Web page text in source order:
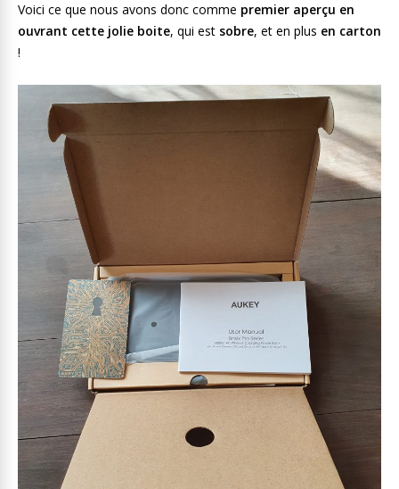
Voici ce que nous avons donc comme premier aperçu en
ouvrant cette jolie boite, qui est sobre, et en plus en carton
!